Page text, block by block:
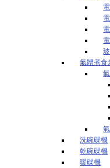
氣體煮食
洗碗碟機
乾碗碟機
暖碟機